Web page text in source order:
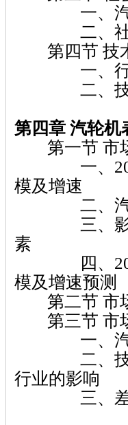
一、汽轮
二、社会
第四节 技
一、行业
二、技术
第四章 汽轮机
第一节 市
一、2011-
模及增速
二、汽轮
三、影响
素
四、2016-
模及增速预测
第二节 市
第三节 市
一、汽轮
二、技术
行业的影响
三、差